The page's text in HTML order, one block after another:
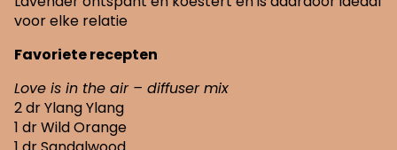
voor elke relatie
Favoriete recepten
Love is in the air – diffuser mix
2 dr Ylang Ylang
1 dr Wild Orange